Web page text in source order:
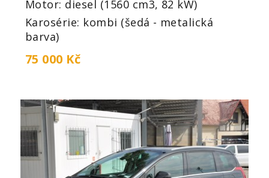
Motor: diesel (1560 cm3, 82 kW)
Karosérie: kombi (šedá - metalická
barva)
75 000 Kč